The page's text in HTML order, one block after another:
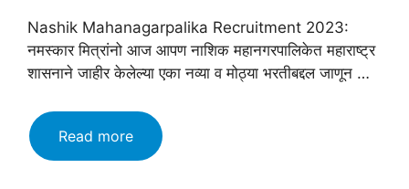
Nashik Mahanagarpalika Recruitment 2023:
नमस्कार मित्रांनो आज आपण नाशिक महानगरपालिकेत महाराष्ट्र
शासनाने जाहीर केलेल्या एका नव्या व मोठ्या भरतीबद्दल जाणून …
Read moreNashik
Mahanagarpalika